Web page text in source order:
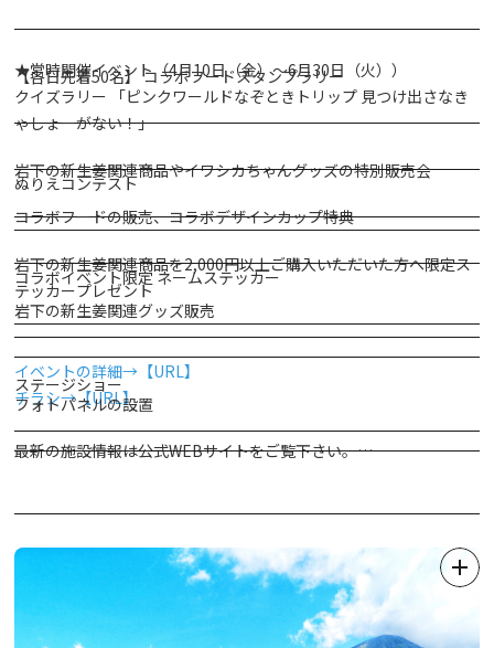
【各日先着50名】 コラボフードスタンプラリー
岩下の新生姜関連商品やイワシカちゃんグッズの特別販売会
岩下の新生姜関連商品を2,000円以上ご購入いただいた方へ限定ス
テッカープレゼント
ステージショー
★常時開催イベント（4月10日（金）～6月30日（火））
クイズラリー 「ピンクワールドなぞときトリップ 見つけ出さなき
ゃしょーがない！」
コラボフードの販売、コラボデザインカップ特典
岩下の新生姜関連グッズ販売
フォトパネルの設置
ぬりえコンテスト
コラボイベント限定 ネームステッカー
イベントの詳細→【URL】
チラシ→【URL】
最新の施設情報は公式WEBサイトをご覧下さい。
「世界の遺跡と建築文化を守ろう」というテーマのもと、スフィン
クスや万里の長城、パルテノン神殿といった遺跡、サグラダファミ